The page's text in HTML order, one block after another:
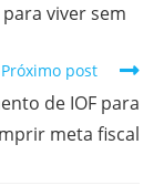
viver sem
Próximo post
de IOF para
meta fiscal